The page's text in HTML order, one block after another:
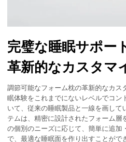
完璧な睡眠サポー
革新的なカスタマ
調節可能なフォーム枕の革新的なカス
眠体験をこれまでにないレベルでコン
いて、従来の睡眠製品と一線を画して
テムは、精密に設計されたフォーム層
の個別のニーズに応じて、簡単に追加
で、最適な睡眠面を作り出すことがで